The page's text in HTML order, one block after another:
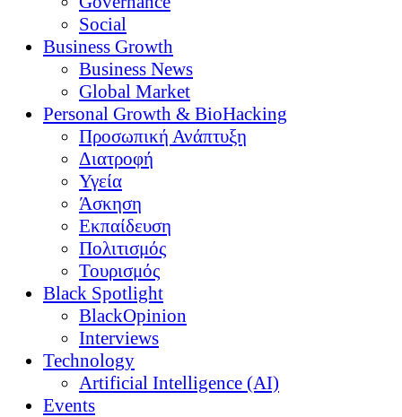
Social
Business Growth
Business News
Global Market
Personal Growth & BioHacking
Προσωπική Ανάπτυξη
Διατροφή
Υγεία
Άσκηση
Εκπαίδευση
Πολιτισμός
Τουρισμός
Black Spotlight
BlackOpinion
Interviews
Technology
Artificial Intelligence (AI)
Events